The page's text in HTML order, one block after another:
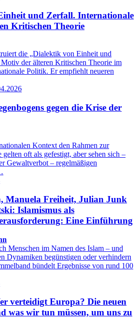
und Zerfall. Internationale
Kritischen Theorie
die „Dialektik von Einheit und
Motiv der älteren Kritischen Theorie im
Politik. Er empfiehlt neueren
gegen die Krise der
Kontext den Rahmen zur
oft als gefestigt, aber sehen sich –
Gewaltverbot – regelmäßigen
Manuela Freiheit, Julian Junk
Islamismus als
Eine Einführung
Menschen im Namen des Islam – und
Dynamiken begünstigen oder verhindern
bündelt Ergebnisse von rund 100
verteidigt Europa? Die neuen
was wir tun müssen, um uns zu